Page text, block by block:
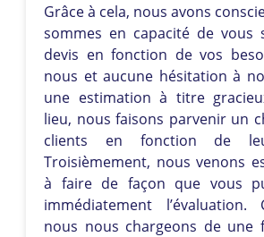
Grâce à cela, nous avons
sommes en capacité de vous
devis en fonction de vos
nous et aucune hésitation à
une estimation à titre
lieu, nous faisons parvenir un
clients en fonction de
Troisièmement, nous venons
à faire de façon que vous
immédiatement l’évaluation.
nous nous chargeons de une